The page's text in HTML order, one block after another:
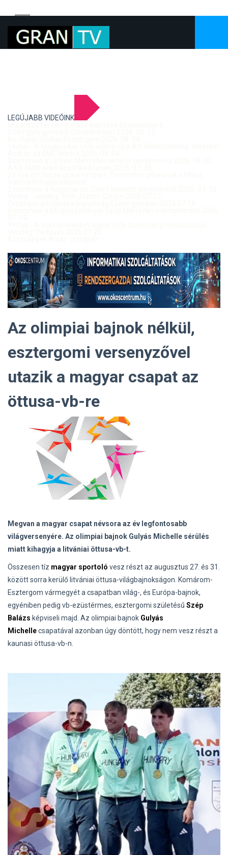
LEGÚJABB VIDEÓINK
Az olimpiai bajnok nélkül,
esztergomi versenyzővel
utazik a magyar csapat az
öttusa-vb-re
Megvan a magyar csapat névsora az év legfontosabb
világversenyére. Az olimpiai bajnok Gulyás Michelle sérülés
miatt kihagyja a litvániai öttusa-vb-t.
Összesen tíz magyar sportoló vesz részt az augusztus 27. és 31.
között sorra kerülő litvániai öttusa-világbajnokságon. Komárom-
Esztergom vármegyét a csapatban világ-, és Európa-bajnok,
egyéniben pedig vb-ezüstérmes, esztergomi születésű Szép
Balázs képviseli majd. Az olimpiai bajnok Gulyás
Michellecsapatával azonban úgy döntött, hogy nem vesz részt a
kaunasi öttusa-vb-n.